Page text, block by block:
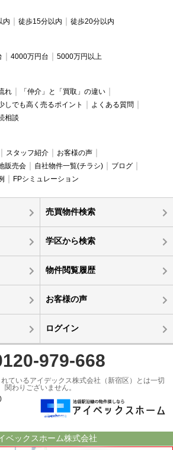
内 徒歩15分以内 徒歩20分以内
4000万円台 5000万円以上
れ
「仲介」と「買取」の違い
しでも高く売るポイント
よくある質問
相談
スタッフ紹介
お客様の声
販売会 自社物件一覧(チラシ)
ブログ
FPシミュレーション
売買物件検索
学区から検索
物件閲覧履歴
お客様の声
ログイン
979-668
ているアイデックス株式会社（新宿区）とは一切
関わりございません。
ベックスホーム株式会社